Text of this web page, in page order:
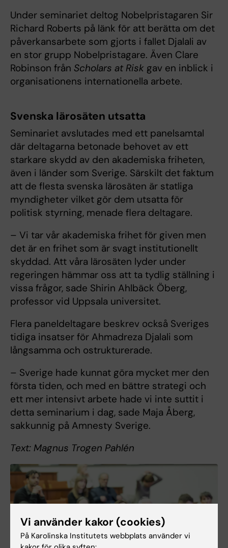
Under seminariet deltog Nobelpristagaren Sir
Richard Roberts på länk för att berätta om det
påverkansarbete som gjorts i fallet Djalali av
en stor grupp Nobelpristagare. Även Clare
Robinson från Scholars at Risk gav en inblick i
organisationens internationella arbete.
Svenska lärosäten utsatta
Seminariet avslutades med ett panelsamtal
där deltagarna betonade behovet av ett
starkare skydd av den akademiska friheten,
även i länder som Sverige. Särskilt det faktum
att de flesta svenska lärosäten är statliga
myndigheter vilket gör dem utsatta för
politisk styrning, menade flera deltagare.
– Vi tar vår akademiska frihet för given men
det är en frihet som är svagt institutionellt
skyddad. Att våra lärosäten lyder under
regeringen hämmar oss att ta tydlig ställning i
vissa frågor, sade Shirin Ahlbäck Öberg,
professor vid Uppsala universitet.
Flera paneldeltagare beskrev också Sveriges
tidiga insatser för Ahmadreza Djalali som
långsamma och ostrukturerade.
– Sverige hade kunnat göra mycket mer den
första tiden, och med en bättre strategi och
ett mer intensivt arbete hade vi inte suttit i
detta seminarium i dag, sade Maja Åberg,
sakkunnig på Amnesty Sverige.
Text: Magnus Trogen Pahlén
Vi använder kakor (cookies)
På Karolinska Institutets webbplats använder vi